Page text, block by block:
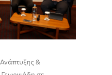
Ανάπτυξης &